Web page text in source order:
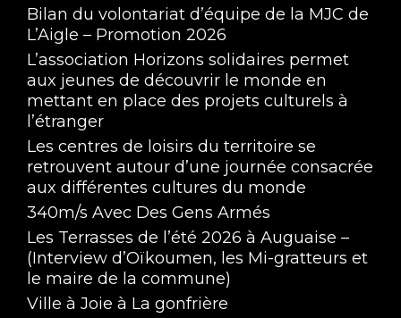
Bilan du volontariat d’équipe de la MJC de
L’Aigle – Promotion 2026
L’association Horizons solidaires permet
aux jeunes de découvrir le monde en
mettant en place des projets culturels à
l’étranger
Les centres de loisirs du territoire se
retrouvent autour d’une journée consacrée
aux différentes cultures du monde
340m/s Avec Des Gens Armés
Les Terrasses de l’été 2026 à Auguaise –
(Interview d’Oïkoumen, les Mi-gratteurs et
le maire de la commune)
Ville à Joie à La gonfrière